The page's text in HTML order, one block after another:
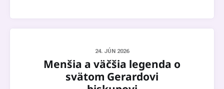
24. JÚN 2026
Menšia a väčšia legenda o
svätom Gerardovi